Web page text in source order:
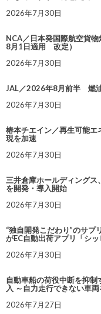
2026年7月30日
NCA／日本発国際航空貨
8月1日適用 改定）
2026年7月30日
JAL／2026年8月前半 燃
2026年7月30日
椿本チエイン／再生可能
現を加速
2026年7月30日
三井倉庫ホールディングス
を開発・導入開始
2026年7月30日
“独自開発こだわり”のサプ
がEC自動出荷アプリ「シ
2026年7月30日
自動車船の荷役中断を抑
入 ～自力走行できない車
2026年7月27日